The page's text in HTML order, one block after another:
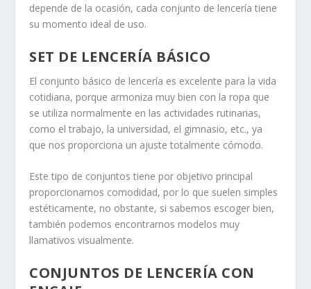
depende de la ocasión, cada conjunto de lencería tiene
su momento ideal de uso.
SET DE LENCERÍA BÁSICO
El conjunto básico de lencería es excelente para la vida
cotidiana, porque armoniza muy bien con la ropa que
se utiliza normalmente en las actividades rutinarias,
como el trabajo, la universidad, el gimnasio, etc., ya
que nos proporciona un ajuste totalmente cómodo.
Este tipo de conjuntos tiene por objetivo principal
proporcionarnos comodidad, por lo que suelen simples
estéticamente, no obstante, si sabemos escoger bien,
también podemos encontrarnos modelos muy
llamativos visualmente.
CONJUNTOS DE LENCERÍA CON